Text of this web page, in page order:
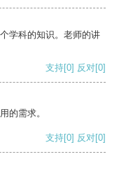
学科的知识。老师的讲
支持[0] 反对[0]
的需求。
支持[0] 反对[0]